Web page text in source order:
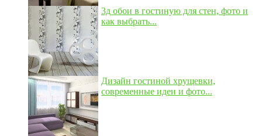
3д обои в гостиную для стен, фото и
как выбрать...
Дизайн гостиной хрущевки,
современные идеи и фото...